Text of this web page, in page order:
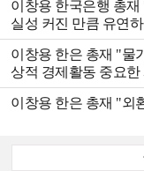
이창용 한국은행 총
실성 커진 만큼 유연
신년사]
이창용 한은 총재 "물
상적 경제활동 중요한
이창용 한은 총재 "외